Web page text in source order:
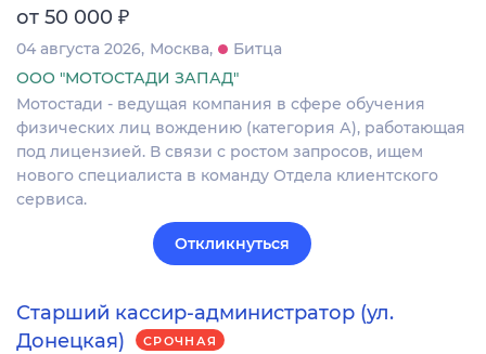
от 50 000 ₽
04 августа 2026 Москва
Битца
ООО "МОТОСТАДИ ЗАПАД"
Мотостади - ведущая компания в сфере обучения
физических лиц вождению (категория А), работающая
под лицензией. В связи с ростом запросов, ищем
нового специалиста в команду Отдела клиентского
сервиса.
Откликнуться
Старший кассир-администратор (ул.
Донецкая)
СРОЧНАЯ